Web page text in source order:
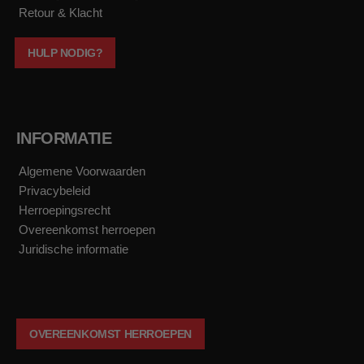
Retour & Klacht
HULP NODIG?
INFORMATIE
Algemene Voorwaarden
Privacybeleid
Herroepingsrecht
Overeenkomst herroepen
Juridische informatie
OVEREENKOMST HERROEPEN